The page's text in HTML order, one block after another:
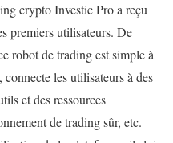
crypto Investic Pro a reçu
premiers utilisateurs. De
robot de trading est simple à
les utilisateurs à des
et des ressources
de trading sûr, etc.